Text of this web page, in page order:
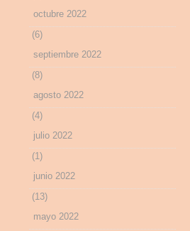
octubre 2022
(6)
septiembre 2022
(8)
agosto 2022
(4)
julio 2022
(1)
junio 2022
(13)
mayo 2022